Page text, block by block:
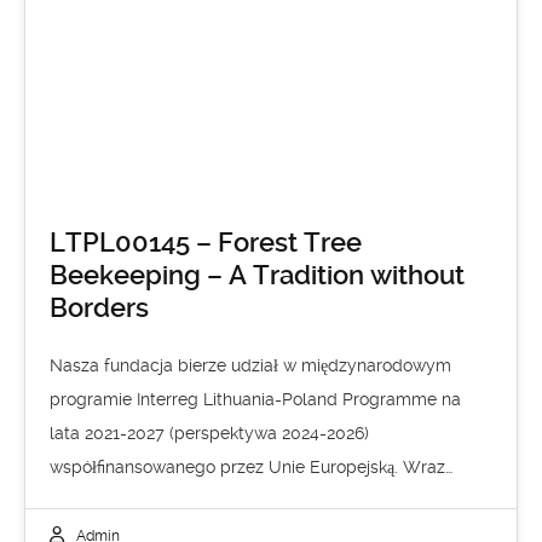
LTPL00145 – Forest Tree
Beekeeping – A Tradition without
Borders
Nasza fundacja bierze udział w międzynarodowym
programie Interreg Lithuania-Poland Programme na
lata 2021-2027 (perspektywa 2024-2026)
współfinansowanego przez Unie Europejską. Wraz…
Admin